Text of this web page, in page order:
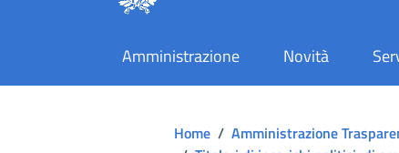
Amministrazione Novità
Home / Amministrazione